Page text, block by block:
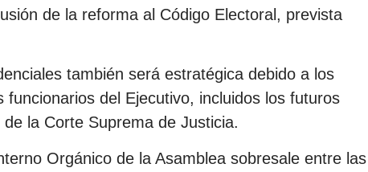
de la reforma al Código Electoral, prevista
también será estratégica debido a los
del Ejecutivo, incluidos los futuros
la Corte Suprema de Justicia.
Orgánico de la Asamblea sobresale entre las